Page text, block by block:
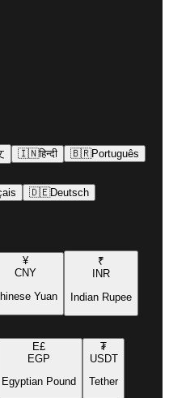
🇮🇳हिन्दी 🇧🇷Português
🇩🇪Deutsch
¥
CNY
Yuan
₹
INR
Indian Rupee
E£
EGP
Egyptian Pound
₮
USDT
Tether